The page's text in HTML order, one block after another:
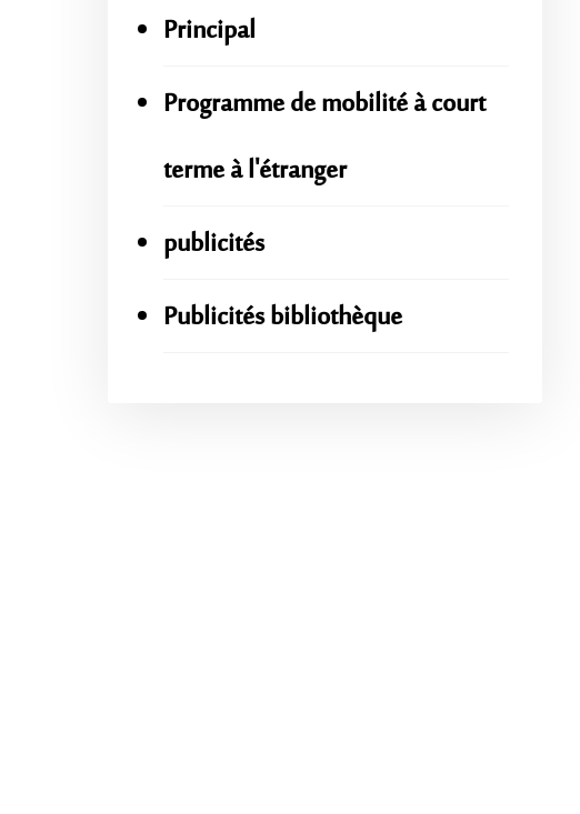
Principal
Programme de mobilité à court
terme à l'étranger
publicités
Publicités bibliothèque